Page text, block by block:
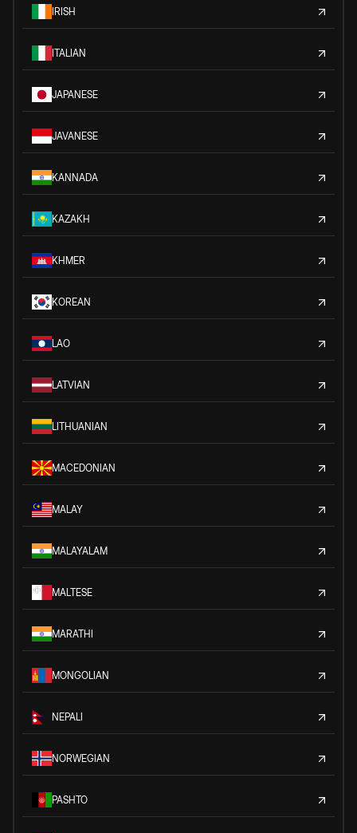
IRISH
ITALIAN
JAPANESE
JAVANESE
KANNADA
KAZAKH
KHMER
KOREAN
LAO
LATVIAN
LITHUANIAN
MACEDONIAN
MALAY
MALAYALAM
MALTESE
MARATHI
MONGOLIAN
NEPALI
NORWEGIAN
PASHTO